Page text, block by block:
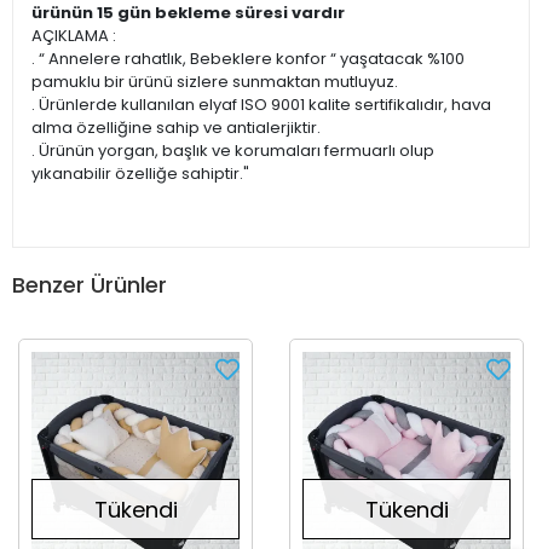
ürünün 15 gün bekleme süresi vardır
AÇIKLAMA :
. “ Annelere rahatlık, Bebeklere konfor “ yaşatacak %100
pamuklu bir ürünü sizlere sunmaktan mutluyuz.
. Ürünlerde kullanılan elyaf ISO 9001 kalite sertifikalıdır, hava
alma özelliğine sahip ve antialerjiktir.
. Ürünün yorgan, başlık ve korumaları fermuarlı olup
yıkanabilir özelliğe sahiptir."
Benzer Ürünler
Tükendi Tükendi